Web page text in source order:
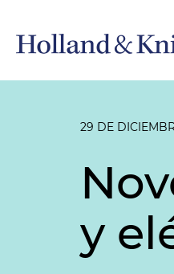
29 DE
y